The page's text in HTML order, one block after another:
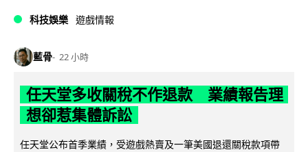
科技娛樂 遊戲情報
藍骨 22 小時
任天堂多收關稅不作退款 業績報告理
想卻惹集體訴訟
任天堂公布首季業績，受遊戲熱賣及一筆美國退還關稅款項帶